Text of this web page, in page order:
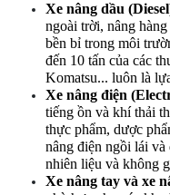
Xe nâng dầu
ngoài trời, nâng
bền bỉ trong môi
đến 10 tấn của các
Komatsu... luôn là
Xe nâng điện
tiếng ồn và khí thải
thực phẩm, dược
nâng điện ngồi lái
nhiên liệu và không
Xe nâng tay và xe